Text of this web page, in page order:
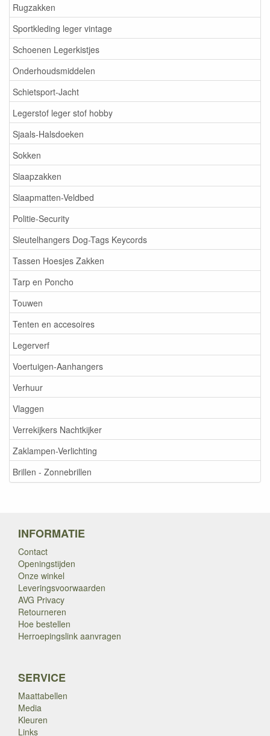
Rugzakken
Sportkleding leger vintage
Schoenen Legerkistjes
Onderhoudsmiddelen
Schietsport-Jacht
Legerstof leger stof hobby
Sjaals-Halsdoeken
Sokken
Slaapzakken
Slaapmatten-Veldbed
Politie-Security
Sleutelhangers Dog-Tags Keycords
Tassen Hoesjes Zakken
Tarp en Poncho
Touwen
Tenten en accesoires
Legerverf
Voertuigen-Aanhangers
Verhuur
Vlaggen
Verrekijkers Nachtkijker
Zaklampen-Verlichting
Brillen - Zonnebrillen
INFORMATIE
Contact
Openingstijden
Onze winkel
Leveringsvoorwaarden
AVG Privacy
Retourneren
Hoe bestellen
Herroepingslink aanvragen
SERVICE
Maattabellen
Media
Kleuren
Links